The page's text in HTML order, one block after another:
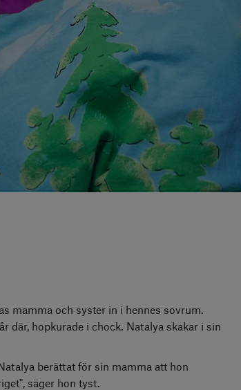
mamma och syster in i hennes sovrum.
där, hopkurade i chock. Natalya skakar i sin
berättat för sin mamma att hon
säger hon tyst.